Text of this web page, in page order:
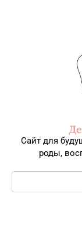
Сайт для
роды,
Поиск: